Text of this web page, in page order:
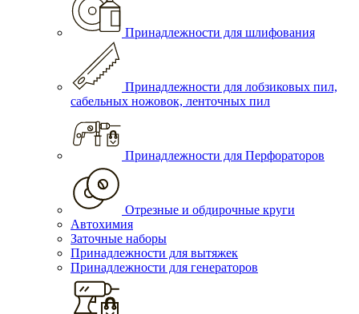
Принадлежности для шлифования
Принадлежности для лобзиковых пил,
сабельных ножовок, ленточных пил
Принадлежности для Перфораторов
Отрезные и обдирочные круги
Автохимия
Заточные наборы
Принадлежности для вытяжек
Принадлежности для генераторов